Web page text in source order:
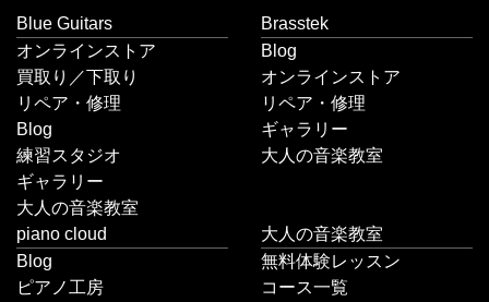
Blue Guitars
オンラインストア
買取り／下取り
リペア・修理
Blog
練習スタジオ
ギャラリー
大人の音楽教室
Brasstek
Blog
オンラインストア
リペア・修理
ギャラリー
大人の音楽教室
piano cloud
Blog
ピアノ工房
大人の音楽教室
無料体験レッスン
コース一覧